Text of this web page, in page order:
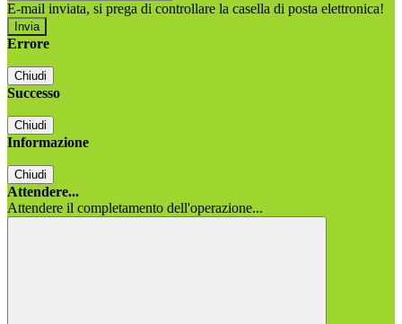
E-mail inviata, si prega di controllare la casella di posta elettronica!
Errore
Chiudi
Successo
Chiudi
Informazione
Chiudi
Attendere...
Attendere il completamento dell'operazione...